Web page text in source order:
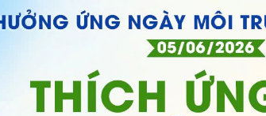
Gửi bình luận